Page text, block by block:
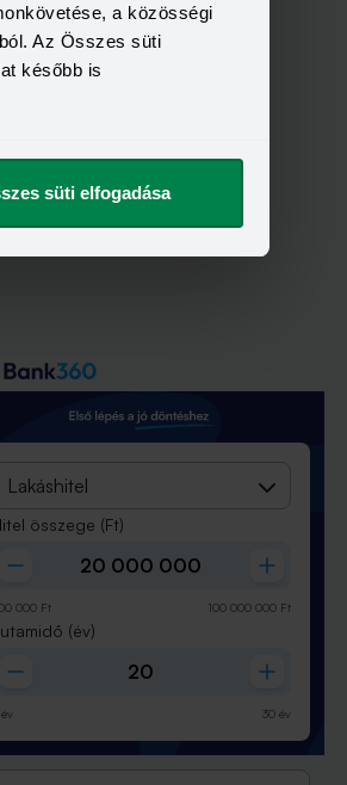
a közösségi
Az Összes süti
később is
süti elfogadása
Lakáshitel
összege (Ft)
000 Ft 100 000 000 Ft
(év)
év 30 év